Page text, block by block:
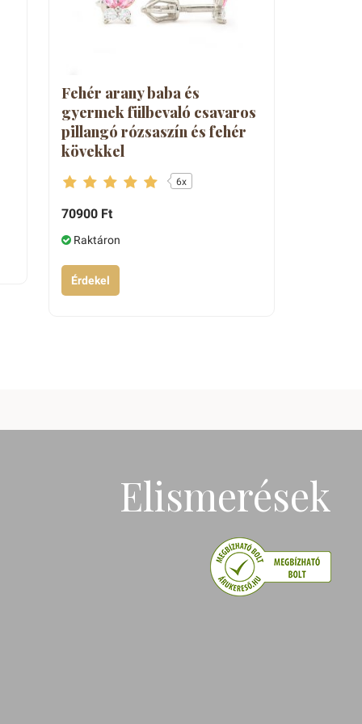
Fehér arany baba és
gyermek fülbevaló csavaros
pillangó rózsaszín és fehér
kövekkel
6x
70900 Ft
Raktáron
Érdekel
Elismerések